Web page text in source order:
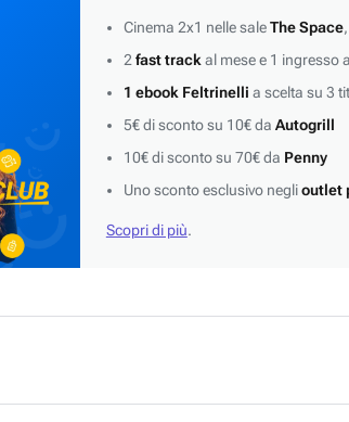
Cinema 2x1 nelle saleThe Space
2 fast track al mese e 1 ingresso
1 ebook Feltrinelli a scelta su 3
5€ di sconto su 10€ da Autogrill
10€ di sconto su 70€ da Penny
Uno sconto esclusivo neglioutlet
Scopri di più.